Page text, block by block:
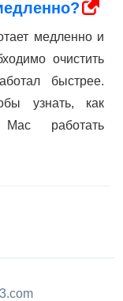
медленно и
очистить
быстрее.
узнать, как
работать